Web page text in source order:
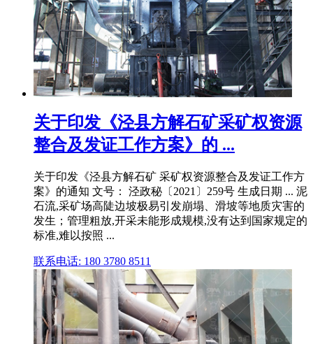
关于印发《泾县方解石矿采矿权资源
整合及发证工作方案》的 ...
关于印发《泾县方解石矿 采矿权资源整合及发证工作方
案》的通知 文号： 泾政秘〔2021〕259号 生成日期 ... 泥
石流,采矿场高陡边坡极易引发崩塌、滑坡等地质灾害的
发生；管理粗放,开采未能形成规模,没有达到国家规定的
标准,难以按照 ...
联系电话: 180 3780 8511